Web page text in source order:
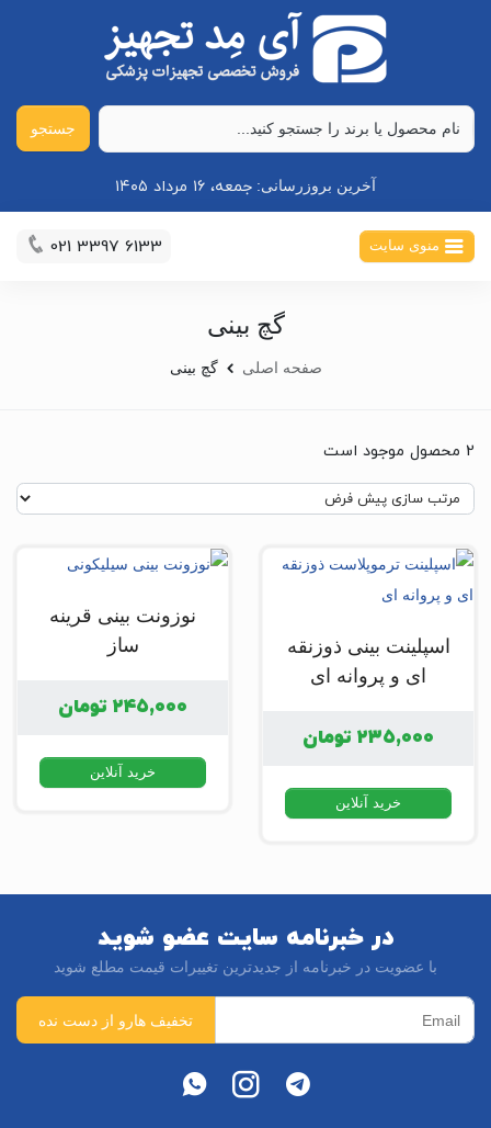
جستجو
آخرین بروزرسانی: جمعه، ۱۶ مرداد ۱۴۰۵
منوی سایت 021 3397 6133
گچ بینی
صفحه اصلی گچ بینی
2 محصول موجود است
اسپلینت بینی ذوزنقه
ای و پروانه ای
۲۳۵,۰۰۰ تومان
خرید آنلاین
نوزونت بینی قرینه
ساز
۲۴۵,۰۰۰ تومان
خرید آنلاین
در خبرنامه سایت عضو شوید
با عضویت در خبرنامه از جدیدترین تغییرات قیمت مطلع شوید